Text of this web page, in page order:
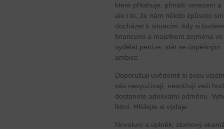
které přitahuje, přináší omezení
ale i to, že nám někdo způsobí
docházet k situacím, kdy si
financemi a majetkem zejména
vydělat peníze, stát se
ambice.
Doporučuji uvědomit si svou
vás nevyužívají, nesnižují vaši
dostanete adekvátní odměnu.
lidmi. Hlídejte si výdaje.
Novoluní a úplněk, zlomový